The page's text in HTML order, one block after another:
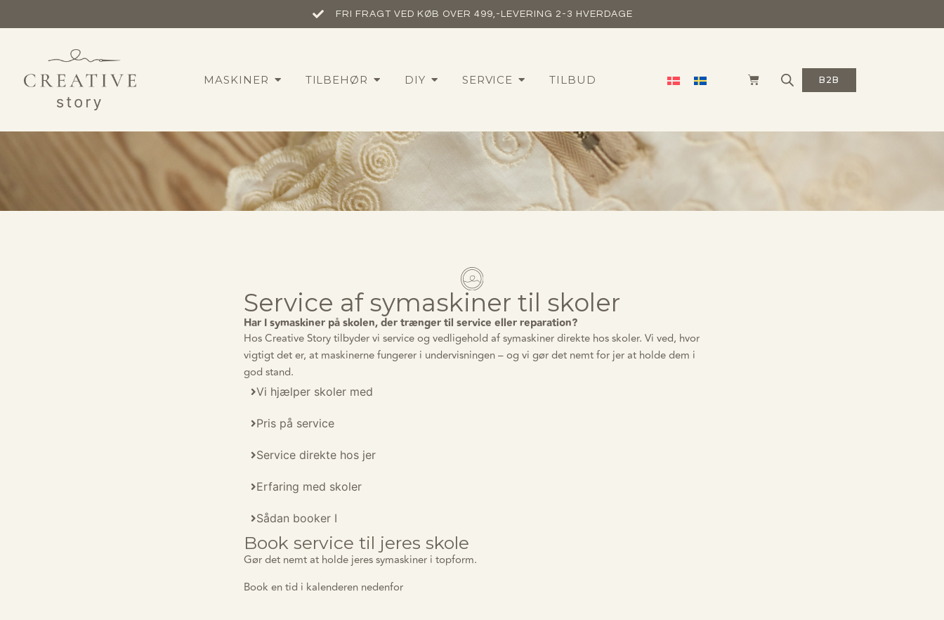
FRI FRAGT VED KØB OVER 499,-​ LEVERING 2-3 HVERDAGE
MASKINER TILBEHØR DIY SERVICE TILBUD B2B
Service af symaskiner til skoler
Har I symaskiner på skolen, der trænger til service eller reparation?
Hos Creative Story tilbyder vi service og vedligehold af symaskiner direkte hos skoler. Vi ved, hvor
vigtigt det er, at maskinerne fungerer i undervisningen – og vi gør det nemt for jer at holde dem i
god stand.
Vi hjælper skoler med
Pris på service
Service direkte hos jer
Erfaring med skoler
Sådan booker I
Book service til jeres skole
Gør det nemt at holde jeres symaskiner i topform.
Book en tid i kalenderen nedenfor